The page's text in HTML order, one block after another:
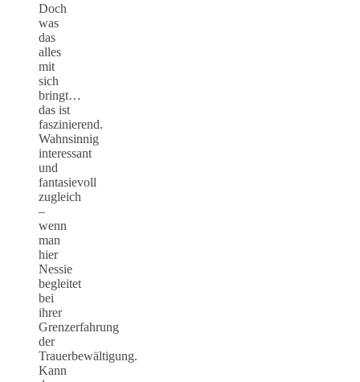
Doch
was
das
alles
mit
sich
bringt…
das ist
faszinierend.
Wahnsinnig
interessant
und
fantasievoll
zugleich
–
wenn
man
hier
Nessie
begleitet
bei
ihrer
Grenzerfahrung
der
Trauerbewältigung.
Kann